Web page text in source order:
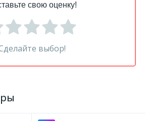
свою оценку!
выбор!